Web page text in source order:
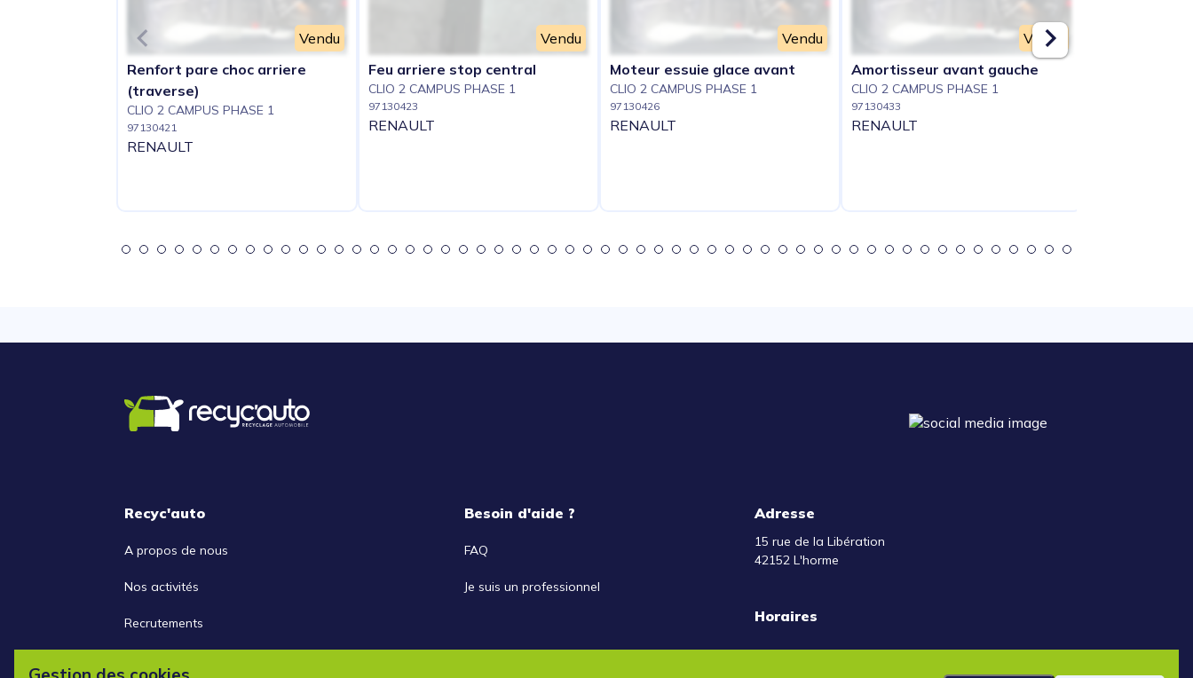
Vendu
Renfort pare choc arriere
(traverse)
CLIO 2 CAMPUS PHASE 1
97130421
RENAULT
Vendu
Feu arriere stop central
CLIO 2 CAMPUS PHASE 1
97130423
RENAULT
Vendu
Moteur essuie glace avant
CLIO 2 CAMPUS PHASE 1
97130426
RENAULT
Vendu
Amortisseur avant gauche
CLIO 2 CAMPUS PHASE 1
97130433
RENAULT
Recyc'auto
A propos de nous
Nos activités
Recrutements
Besoin d'aide ?
FAQ
Je suis un professionnel
Adresse
15 rue de la Libération
42152 L'horme
Horaires